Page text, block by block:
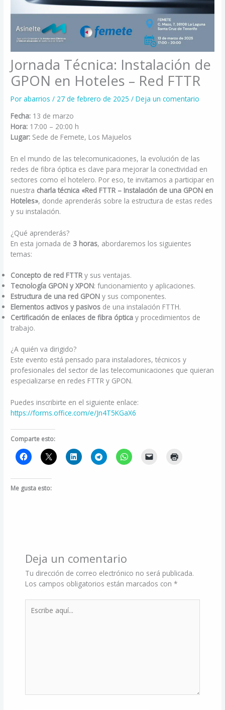
Jornada Técnica: Instalación de
GPON en Hoteles – Red FTTR
Porabarrios/ 27 de febrero de 2025/Deja un comentario
Fecha: 13 de marzo
Hora: 17:00 – 20:00 h
Lugar: Sede de Femete, Los Majuelos
En el mundo de las telecomunicaciones, la evolución de las
redes de fibra óptica es clave para mejorar la conectividad en
sectores como el hotelero. Por eso, te invitamos a participar en
nuestra charla técnica «Red FTTR – Instalación de una GPON en
Hoteles», donde aprenderás sobre la estructura de estas redes
y su instalación.
¿Qué aprenderás?
En esta jornada de 3 horas, abordaremos los siguientes
temas:
Concepto de red FTTR y sus ventajas.
Tecnología GPON y XPON: funcionamiento y aplicaciones.
Estructura de una red GPON y sus componentes.
Elementos activos y pasivos de una instalación FTTH.
Certificación de enlaces de fibra óptica y procedimientos de
trabajo.
¿A quién va dirigido?
Este evento está pensado para instaladores, técnicos y
profesionales del sector de las telecomunicaciones que quieran
especializarse en redes FTTR y GPON.
Puedes inscribirte en el siguiente enlace:
https://forms.office.com/e/Jn4T5KGaX6
Comparte esto:
Me gusta esto:
Deja un comentario
Tu dirección de correo electrónico no será publicada.
Los campos obligatorios están marcados con*
aquí...